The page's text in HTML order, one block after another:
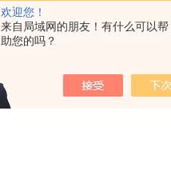
欢迎您！
来自局域网的朋友！有什么可以帮
助您的吗？